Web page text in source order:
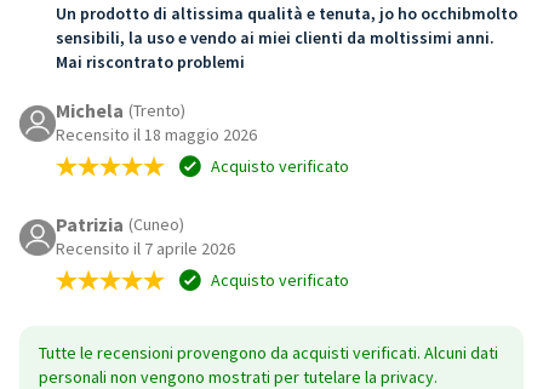
Un prodotto di altissima qualità e tenuta, jo ho occhibmolto
sensibili, la uso e vendo ai miei clienti da moltissimi anni.
Mai riscontrato problemi
Michela (Trento)
Recensito il 18 maggio 2026
Acquisto verificato
Patrizia (Cuneo)
Recensito il 7 aprile 2026
Acquisto verificato
Tutte le recensioni provengono da acquisti verificati. Alcuni dati
personali non vengono mostrati per tutelare la privacy.